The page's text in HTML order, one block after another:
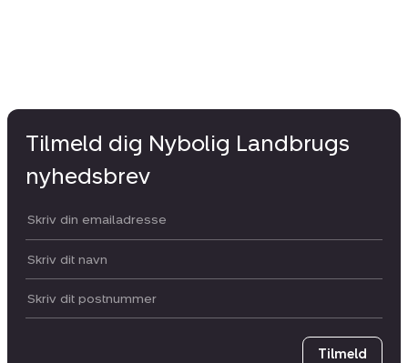
Tilmeld dig Nybolig Landbrugs
nyhedsbrev
Din email:
Dit navn:
Postnummer
Tilmeld